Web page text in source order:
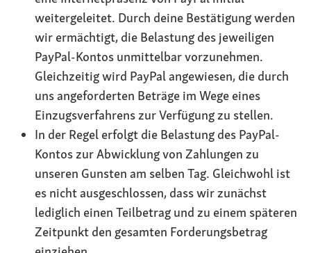
weitergeleitet. Durch deine Bestätigung werden
wir ermächtigt, die Belastung des jeweiligen
PayPal-Kontos unmittelbar vorzunehmen.
Gleichzeitig wird PayPal angewiesen, die durch
uns angeforderten Beträge im Wege eines
Einzugsverfahrens zur Verfügung zu stellen.
In der Regel erfolgt die Belastung des PayPal-
Kontos zur Abwicklung von Zahlungen zu
unseren Gunsten am selben Tag. Gleichwohl ist
es nicht ausgeschlossen, dass wir zunächst
lediglich einen Teilbetrag und zu einem späteren
Zeitpunkt den gesamten Forderungsbetrag